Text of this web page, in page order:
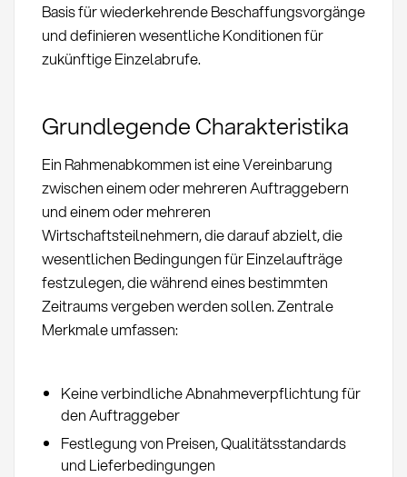
Basis für wiederkehrende Beschaffungsvorgänge
und definieren wesentliche Konditionen für
zukünftige Einzelabrufe.
Grundlegende Charakteristika
Ein Rahmenabkommen ist eine Vereinbarung
zwischen einem oder mehreren Auftraggebern
und einem oder mehreren
Wirtschaftsteilnehmern, die darauf abzielt, die
wesentlichen Bedingungen für Einzelaufträge
festzulegen, die während eines bestimmten
Zeitraums vergeben werden sollen. Zentrale
Merkmale umfassen:
Keine verbindliche Abnahmeverpflichtung für
den Auftraggeber
Festlegung von Preisen, Qualitätsstandards
und Lieferbedingungen